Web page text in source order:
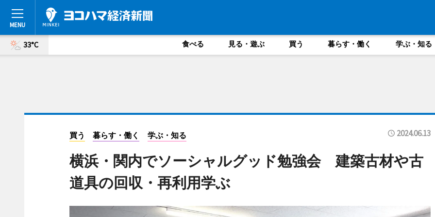
33°C 食べる 見る・遊ぶ 買う 暮らす・働く 学ぶ・知る
買う 暮らす・働く 学ぶ・知る 2024.06.13
横浜・関内でソーシャルグッド勉強会 建築古材や古
道具の回収・再利用学ぶ